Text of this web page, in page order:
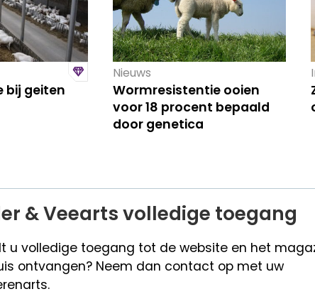
bij geiten
Nieuws
Wormresistentie ooien
voor 18 procent bepaald
door genetica
& Veearts volledige toegang
u volledige toegang tot de website en het
ontvangen? Neem dan contact op met uw